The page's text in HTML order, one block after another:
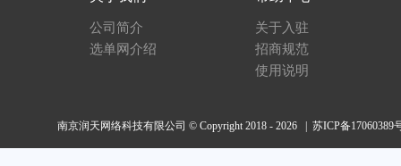
公司简介
选单网介绍
关于入驻
招商规范
使用说明
南京润天网络科技有限公司 © Copyright 2018 - 2026 | 苏ICP备17060389